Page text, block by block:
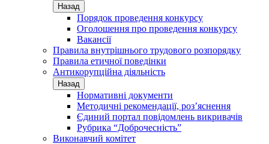
Назад
Порядок проведення конкурсу
Оголошення про проведення конкурсу
Вакансії
Правила внутрішнього трудового розпорядку
Правила етичної поведінки
Антикорупційна діяльність
Назад
Нормативні документи
Методичні рекомендації, роз’яснення
Єдиний портал повідомлень викривачів
Рубрика “Доброчесність”
Виконавчий комітет